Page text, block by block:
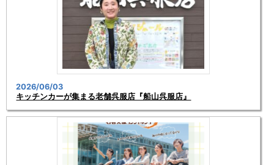
2026/06/03
キッチンカーが集まる老舗呉服店『船山呉服店』